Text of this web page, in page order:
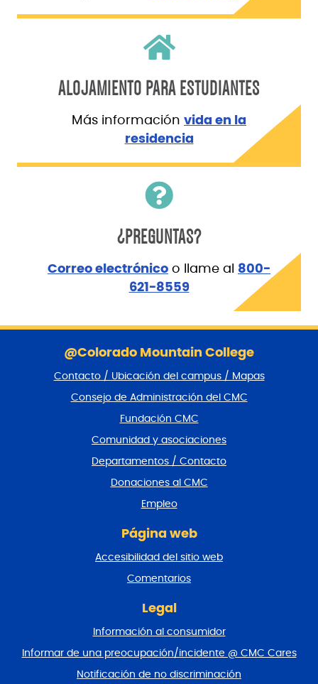
ALOJAMIENTO PARA ESTUDIANTES
Más información vida en la
residencia
¿PREGUNTAS?
Correo electrónico o llame al 800-
621-8559
@Colorado Mountain College
Contacto / Ubicación del campus / Mapas
Consejo de Administración del CMC
Fundación CMC
Comunidad y asociaciones
Departamentos / Contacto
Donaciones al CMC
Empleo
Página web
Accesibilidad del sitio web
Comentarios
Legal
Información al consumidor
Informar de una preocupación/incidente @ CMC Cares
Notificación de no discriminación